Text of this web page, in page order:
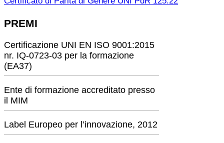
PREMI
Certificazione UNI EN ISO 9001:2015
nr. IQ-0723-03 per la formazione
(EA37)
Ente di formazione accreditato presso
il MIM
Label Europeo per l’innovazione, 2012